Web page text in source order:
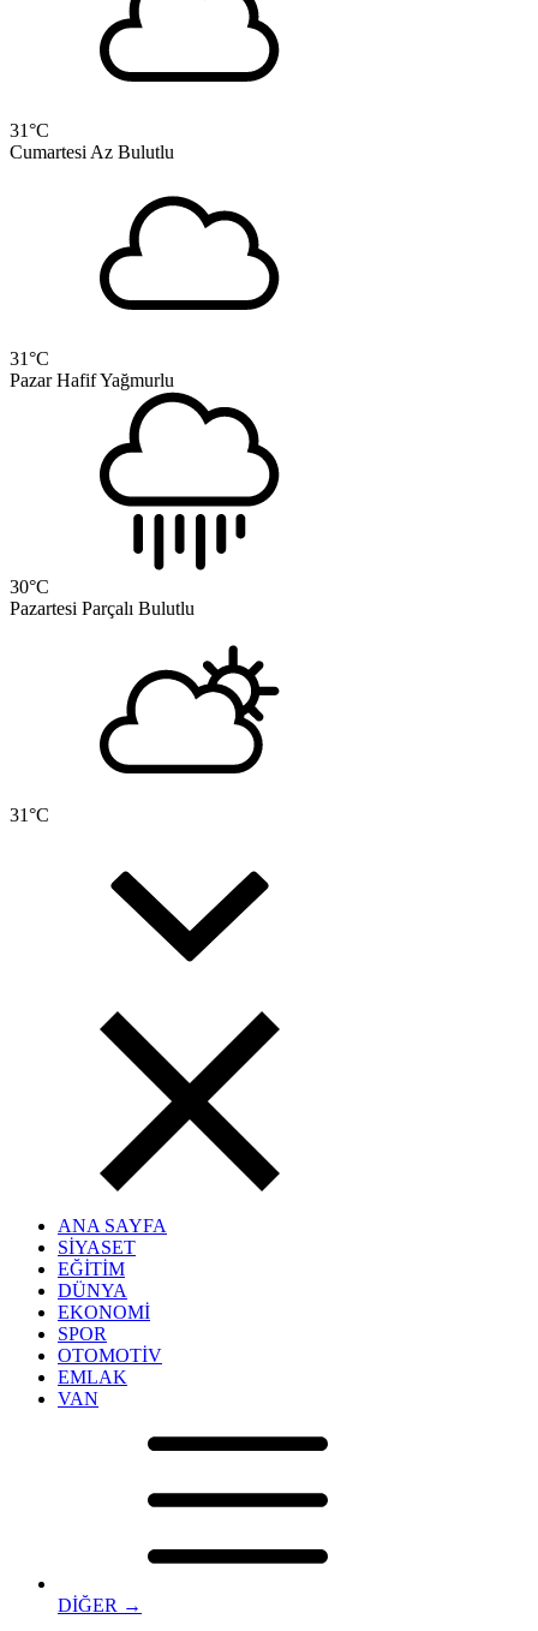
31°C
Cumartesi Az Bulutlu
31°C
Pazar Hafif Yağmurlu
30°C
Pazartesi Parçalı Bulutlu
31°C
ANA SAYFA
SİYASET
EĞİTİM
DÜNYA
EKONOMİ
SPOR
OTOMOTİV
EMLAK
VAN
DİĞER →